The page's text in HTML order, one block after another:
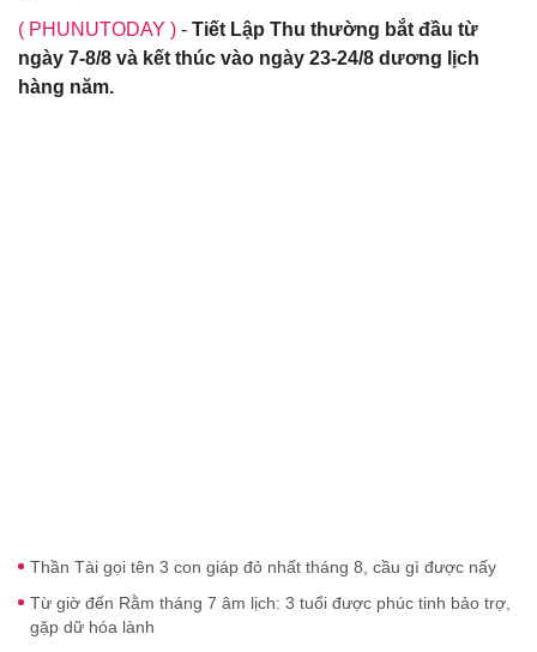
( PHUNUTODAY ) - Tiết Lập Thu thường bắt đầu từ
ngày 7-8/8 và kết thúc vào ngày 23-24/8 dương lịch
hàng năm.
Thần Tài gọi tên 3 con giáp đỏ nhất tháng 8, cầu gì được nấy
Từ giờ đến Rằm tháng 7 âm lịch: 3 tuổi được phúc tinh bảo trợ,
gặp dữ hóa lành